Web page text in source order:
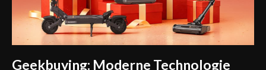
Geekbuying: Moderne Technologie